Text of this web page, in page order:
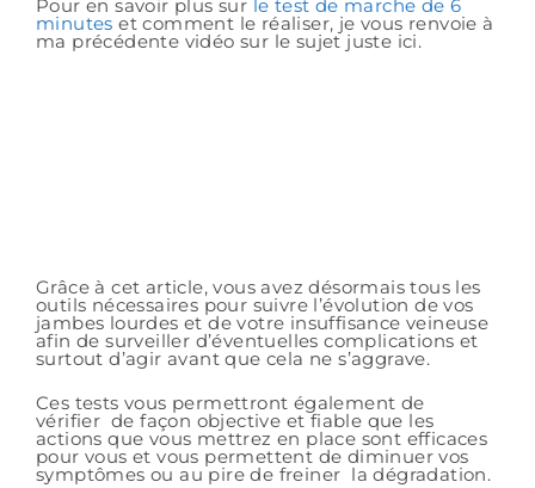
Pour en savoir plus sur le test de marche de 6
minutes et comment le réaliser, je vous renvoie à
ma précédente vidéo sur le sujet juste ici.
Grâce à cet article, vous avez désormais tous les
outils nécessaires pour suivre l’évolution de vos
jambes lourdes et de votre insuffisance veineuse
afin de surveiller d’éventuelles complications et
surtout d’agir avant que cela ne s’aggrave.
Ces tests vous permettront également de
vérifier de façon objective et fiable que les
actions que vous mettrez en place sont efficaces
pour vous et vous permettent de diminuer vos
symptômes ou au pire de freiner la dégradation.